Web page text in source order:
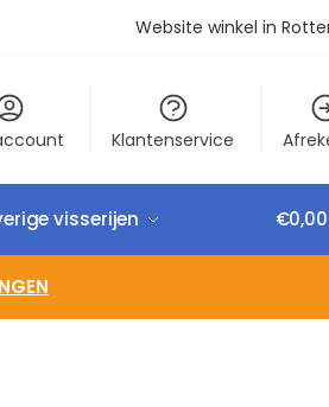
Website winkel in
Klantenservice
visserijen €0,00